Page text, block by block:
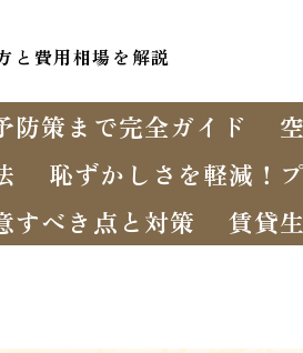
と費用相場を解説
防策まで完全ガイド
恥ずかしさを軽減！
すべき点と対策
賃貸